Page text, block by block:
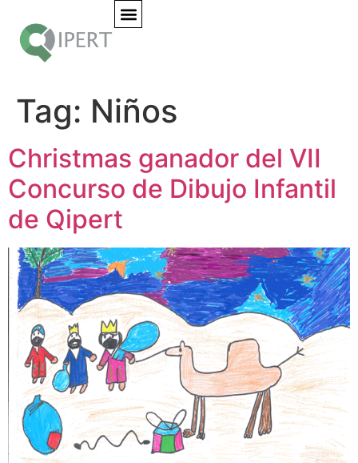
Tag: Niños
Christmas ganador del VII
Concurso de Dibujo Infantil
de Qipert